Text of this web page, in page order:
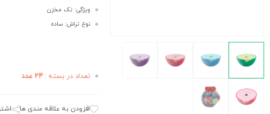
ویژگی: تک مخزن
نوع تراش: ساده
تعداد در بسته :24 عدد
افزودن به علاقه مندی ها